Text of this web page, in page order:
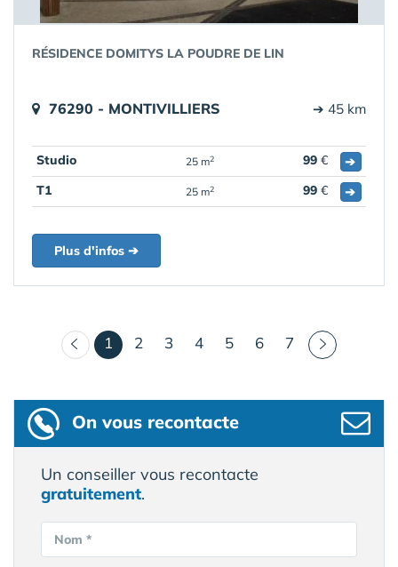
RÉSIDENCE DOMITYS LA POUDRE DE LIN
76290 - MONTIVILLIERS ➔ 45 km
Studio 25 m2 99 €
➔
T1
25 m2 99 € ➔
Plus d'infos ➔
1 (courant)
2 3 4 5 6 7
On vous recontacte
Un conseiller vous recontacte
gratuitement.
Nom *